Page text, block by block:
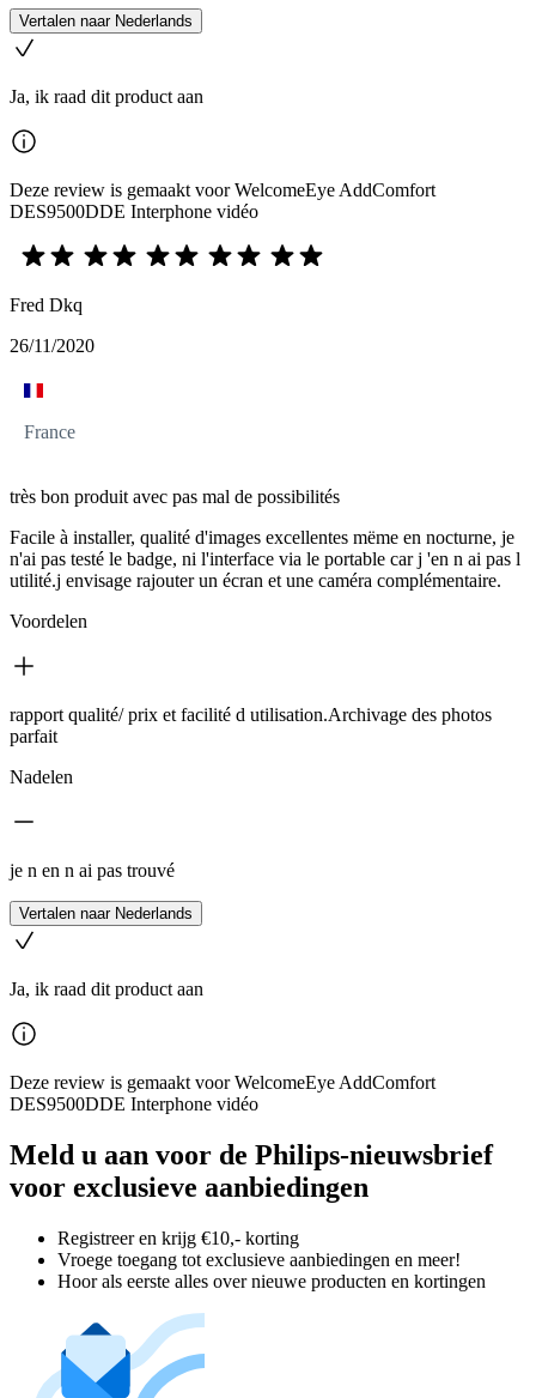
Vertalen naar Nederlands
Ja, ik raad dit product aan
Deze review is gemaakt voor WelcomeEye AddComfort
DES9500DDE Interphone vidéo
Fred Dkq
26/11/2020
France
très bon produit avec pas mal de possibilités
Facile à installer, qualité d'images excellentes mëme en nocturne, je
n'ai pas testé le badge, ni l'interface via le portable car j 'en n ai pas l
utilité.j envisage rajouter un écran et une caméra complémentaire.
Voordelen
rapport qualité/ prix et facilité d utilisation.Archivage des photos
parfait
Nadelen
je n en n ai pas trouvé
Vertalen naar Nederlands
Ja, ik raad dit product aan
Deze review is gemaakt voor WelcomeEye AddComfort
DES9500DDE Interphone vidéo
Meld u aan voor de Philips-nieuwsbrief
voor exclusieve aanbiedingen
Registreer en krijg €10,- korting
Vroege toegang tot exclusieve aanbiedingen en meer!
Hoor als eerste alles over nieuwe producten en kortingen